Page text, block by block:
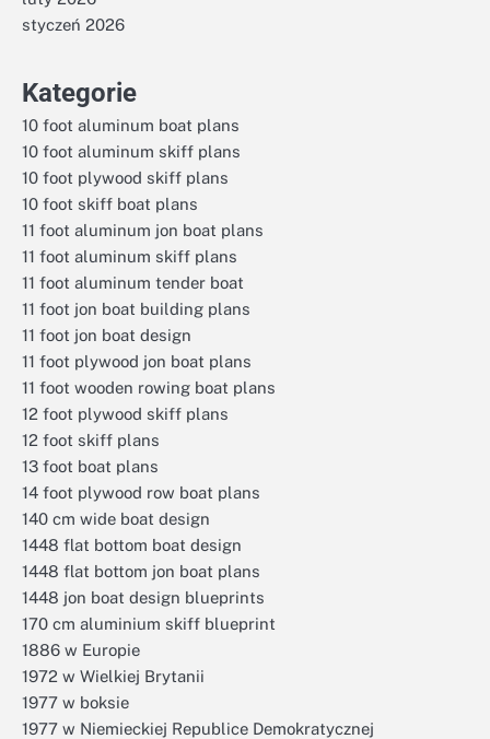
styczeń 2026
Kategorie
10 foot aluminum boat plans
10 foot aluminum skiff plans
10 foot plywood skiff plans
10 foot skiff boat plans
11 foot aluminum jon boat plans
11 foot aluminum skiff plans
11 foot aluminum tender boat
11 foot jon boat building plans
11 foot jon boat design
11 foot plywood jon boat plans
11 foot wooden rowing boat plans
12 foot plywood skiff plans
12 foot skiff plans
13 foot boat plans
14 foot plywood row boat plans
140 cm wide boat design
1448 flat bottom boat design
1448 flat bottom jon boat plans
1448 jon boat design blueprints
170 cm aluminium skiff blueprint
1886 w Europie
1972 w Wielkiej Brytanii
1977 w boksie
1977 w Niemieckiej Republice Demokratycznej